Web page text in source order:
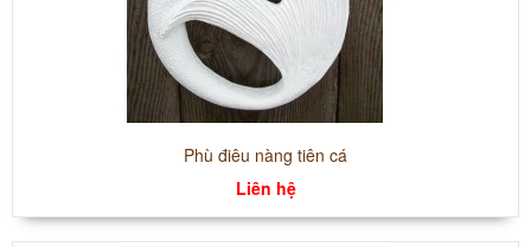
Phù điêu nàng tiên cá
Liên hệ